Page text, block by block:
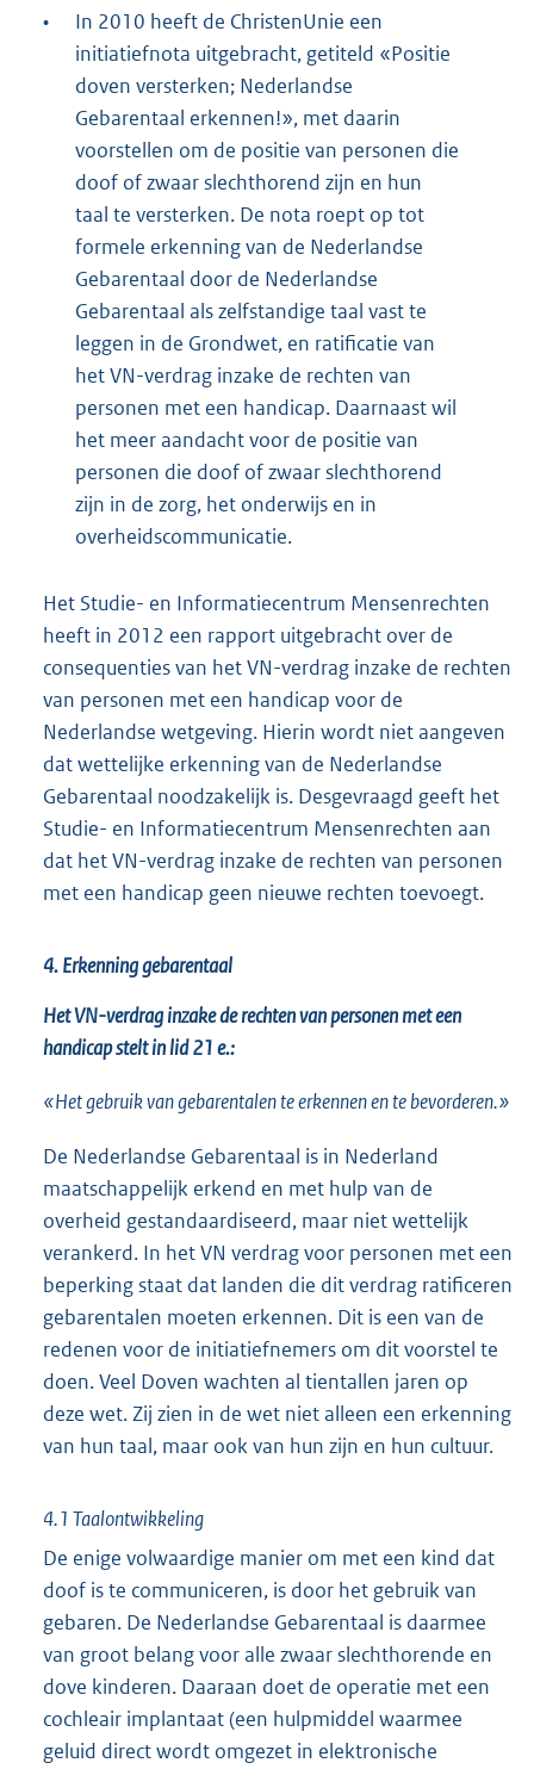
•
In 2010 heeft de ChristenUnie een
initiatiefnota uitgebracht, getiteld «Positie
doven versterken; Nederlandse
Gebarentaal erkennen!», met daarin
voorstellen om de positie van personen die
doof of zwaar slechthorend zijn en hun
taal te versterken. De nota roept op tot
formele erkenning van de Nederlandse
Gebarentaal door de Nederlandse
Gebarentaal als zelfstandige taal vast te
leggen in de Grondwet, en ratificatie van
het VN-verdrag inzake de rechten van
personen met een handicap. Daarnaast wil
het meer aandacht voor de positie van
personen die doof of zwaar slechthorend
zijn in de zorg, het onderwijs en in
overheidscommunicatie.
Het Studie- en Informatiecentrum Mensenrechten
heeft in 2012 een rapport uitgebracht over de
consequenties van het VN-verdrag inzake de rechten
van personen met een handicap voor de
Nederlandse wetgeving. Hierin wordt niet aangeven
dat wettelijke erkenning van de Nederlandse
Gebarentaal noodzakelijk is. Desgevraagd geeft het
Studie- en Informatiecentrum Mensenrechten aan
dat het VN-verdrag inzake de rechten van personen
met een handicap geen nieuwe rechten toevoegt.
4. Erkenning gebarentaal
Het VN-verdrag inzake de rechten van personen met een
handicap stelt in lid 21 e.:
«Het gebruik van gebarentalen te erkennen en te bevorderen.»
De Nederlandse Gebarentaal is in Nederland
maatschappelijk erkend en met hulp van de
overheid gestandaardiseerd, maar niet wettelijk
verankerd. In het VN verdrag voor personen met een
beperking staat dat landen die dit verdrag ratificeren
gebarentalen moeten erkennen. Dit is een van de
redenen voor de initiatiefnemers om dit voorstel te
doen. Veel Doven wachten al tientallen jaren op
deze wet. Zij zien in de wet niet alleen een erkenning
van hun taal, maar ook van hun zijn en hun cultuur.
4.1 Taalontwikkeling
De enige volwaardige manier om met een kind dat
doof is te communiceren, is door het gebruik van
gebaren. De Nederlandse Gebarentaal is daarmee
van groot belang voor alle zwaar slechthorende en
dove kinderen. Daaraan doet de operatie met een
cochleair implantaat (een hulpmiddel waarmee
geluid direct wordt omgezet in elektronische